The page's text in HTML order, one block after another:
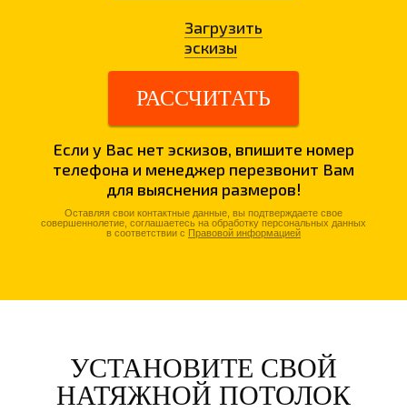
Загрузить
эскизы
РАССЧИТАТЬ
Если у Вас нет эскизов, впишите номер
телефона и менеджер перезвонит Вам
для выяснения размеров!
Оставляя свои контактные данные, вы подтверждаете свое
совершеннолетие, соглашаетесь на обработку персональных данных
в соответствии с Правовой информацией
УСТАНОВИТЕ СВОЙ
НАТЯЖНОЙ ПОТОЛОК